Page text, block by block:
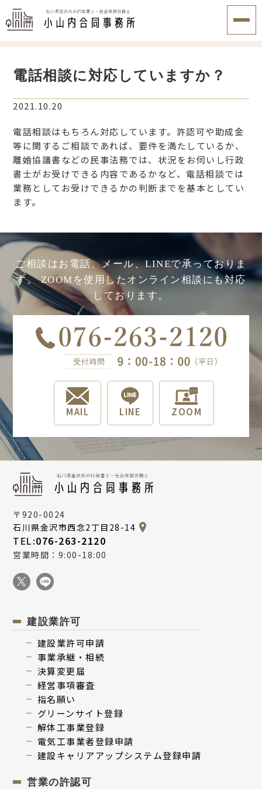
電話相談に対応していますか？
2021.10.20
電話相談はもちろん対応しています。許認可や助成金
等に関するご相談であれば、要件を満たしているか、
離婚協議書などの民事法務では、状況をお伺いし行政
書士がお受けできる内容であるかなど、電話相談では
業務としてお受けできるかの判断までを基本としてい
ます。
ご相談はお電話、メール、LINEで承っておりま
す。ZOOMを使用したオンライン相談にも対応
しております。
MAIL LINE ZOOM
〒920-0024
石川県金沢市西念2丁目28-14
TEL:076-263-2120
営業時間：9:00-18:00
建設業許可
建設業許可申請
事業承継・相続
決算変更届
経営事項審査
指名願い
グリーンサイト登録
解体⼯事業登録
電気⼯事業者登録申請
建設キャリアアップシステム登録申請
営業の許認可